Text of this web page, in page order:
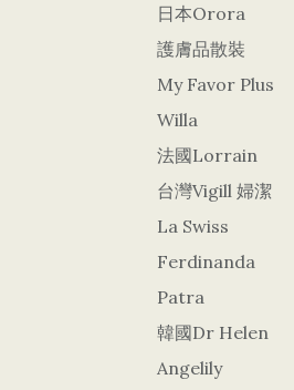
日本orora
護膚品散裝
My Favor Plus
Willa
法國Lorrain
台灣vigill 婦潔
La Swiss
Ferdinanda
Patra
韓國dr Helen
Angelily